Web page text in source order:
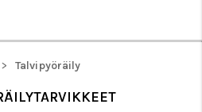
> Talvipyöräily